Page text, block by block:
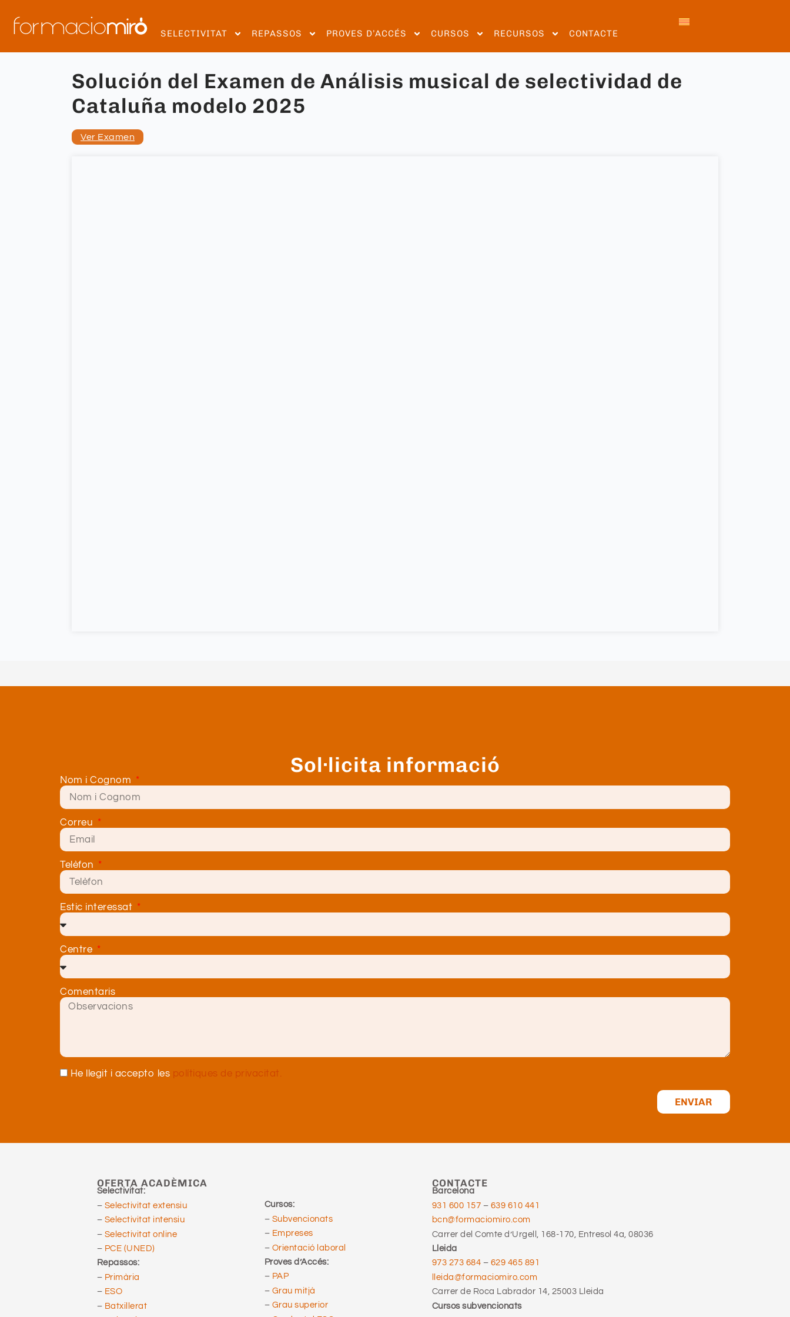
SELECTIVITAT REPASSOS PROVES D’ACCÉS CURSOS RECURSOS CONTACTE
Solución del Examen de Análisis musical de selectividad de
Cataluña modelo 2025
Ver Examen
Sol·licita informació
Nom i Cognom
Correu
Telèfon
Estic interessat
Centre
Comentaris
He llegit i accepto les polítiques de privacitat.
ENVIAR
OFERTA ACADÈMICA
Selectivitat:
– Selectivitat extensiu
– Selectivitat intensiu
– Selectivitat online
– PCE (UNED)
Repassos:
– Primària
– ESO
– Batxillerat
Cursos:
– Subvencionats
– Empreses
– Orientació laboral
Proves d’Accés:
– PAP
– Grau mitjà
– Grau superior
CONTACTE
Barcelona
931 600 157 – 639 610 441
bcn@formaciomiro.com
Carrer del Comte d’Urgell, 168-170, Entresol 4a, 08036
Lleida
973 273 684 – 629 465 891
lleida@formaciomiro.com
Carrer de Roca Labrador 14, 25003 Lleida
Cursos subvencionats